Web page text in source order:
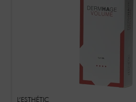
L’ESTHÉTIC